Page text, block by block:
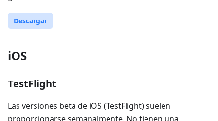
Descargar
iOS
TestFlight
Las versiones beta de iOS (TestFlight) suelen
proporcionarse semanalmente. No tienen una